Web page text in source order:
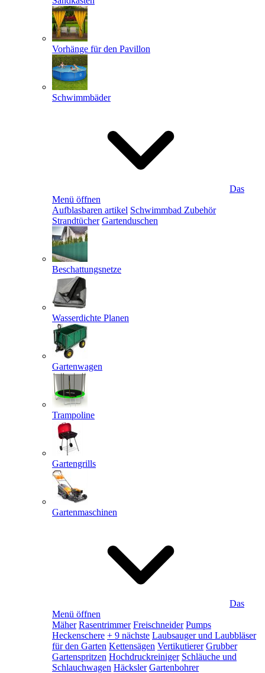
Vorhänge für den Pavillon
Schwimmbäder
Das
Menü öffnen
Aufblasbaren artikel Schwimmbad Zubehör
Strandtücher Gartenduschen
Beschattungsnetze
Wasserdichte Planen
Gartenwagen
Trampoline
Gartengrills
Gartenmaschinen
Das
Menü öffnen
Mäher Rasentrimmer Freischneider Pumps
Heckenschere + 9 nächste Laubsauger und Laubbläser
für den Garten Kettensägen Vertikutierer Grubber
Gartenspritzen Hochdruckreiniger Schläuche und
Schlauchwagen Häcksler Gartenbohrer